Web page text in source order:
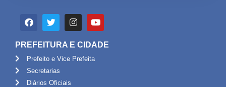
PREFEITURA E CIDADE
Prefeito e Vice Prefeita
Secretarias
Diários Oficiais